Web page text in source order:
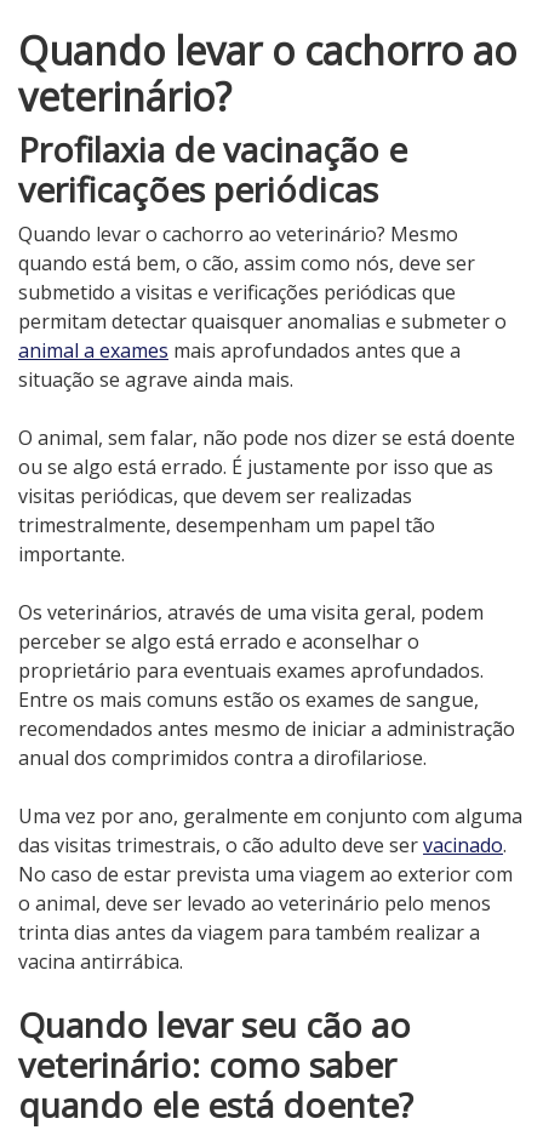
Quando levar o cachorro ao
veterinário?
Profilaxia de vacinação e
verificações periódicas
Quando levar o cachorro ao veterinário? Mesmo
quando está bem, o cão, assim como nós, deve ser
submetido a visitas e verificações periódicas que
permitam detectar quaisquer anomalias e submeter o
animal a exames mais aprofundados antes que a
situação se agrave ainda mais.
O animal, sem falar, não pode nos dizer se está doente
ou se algo está errado. É justamente por isso que as
visitas periódicas, que devem ser realizadas
trimestralmente, desempenham um papel tão
importante.
Os veterinários, através de uma visita geral, podem
perceber se algo está errado e aconselhar o
proprietário para eventuais exames aprofundados.
Entre os mais comuns estão os exames de sangue,
recomendados antes mesmo de iniciar a administração
anual dos comprimidos contra a dirofilariose.
Uma vez por ano, geralmente em conjunto com alguma
das visitas trimestrais, o cão adulto deve servacinado.
No caso de estar prevista uma viagem ao exterior com
o animal, deve ser levado ao veterinário pelo menos
trinta dias antes da viagem para também realizar a
vacina antirrábica.
Quando levar seu cão ao
veterinário: como saber
quando ele está doente?